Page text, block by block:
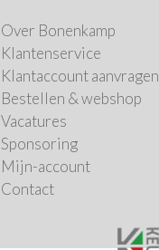
Over Bonenkamp
Klantenservice
Klantaccount aanvragen
Bestellen & webshop
Vacatures
Sponsoring
Mijn-account
Contact